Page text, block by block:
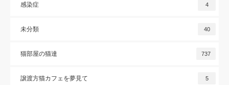
感染症 4
未分類 40
猫部屋の猫達 737
譲渡方猫カフェを夢見て 5